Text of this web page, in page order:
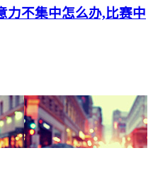
力不集中怎么办,比赛中